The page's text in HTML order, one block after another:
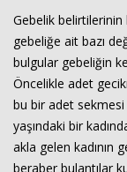
Gebelik belirtilerinin
gebeliğe ait bazı
bulgular gebeliğin
Öncelikle adet
bu bir adet
yaşındaki bir
akla gelen kadının
beraber bulantılar